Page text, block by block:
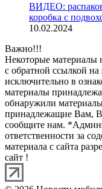
ВИДЕО:
коробка с
10.02.2024
Важно!!!
Некоторые материалы
с обратной ссылкой на
исключительно в
материалы
обнаружили
принадлежащие Вам,
сообщите нам.
ответственности за
материала с сайта
сайт !